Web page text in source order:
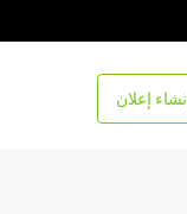
إعلان